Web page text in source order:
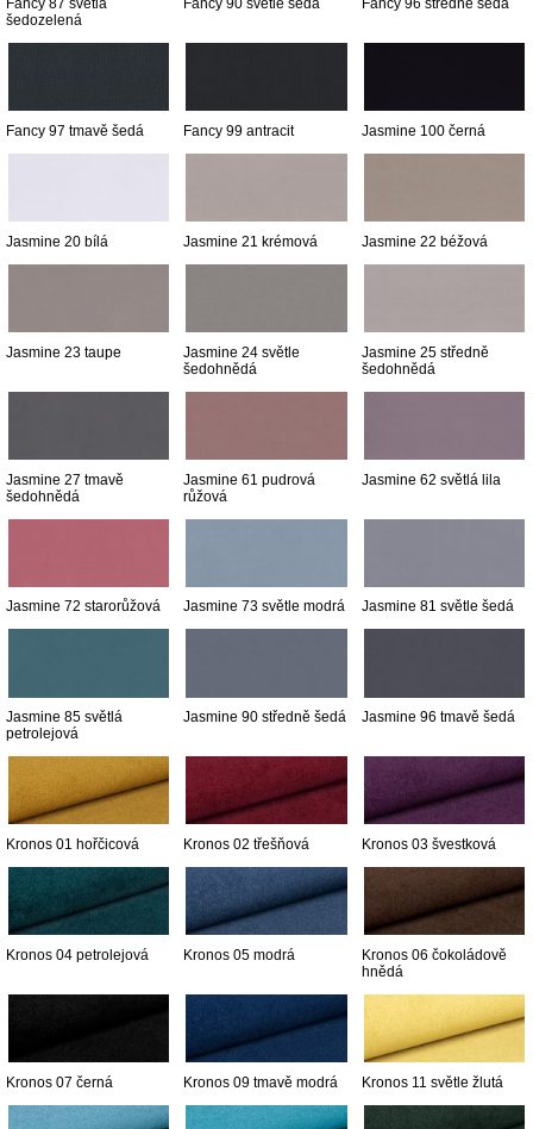
Fancy 87 světlá
šedozelená
Fancy 90 světle šedá Fancy 96 středně šedá
Fancy 97 tmavě šedá Fancy 99 antracit Jasmine 100 černá
Jasmine 20 bílá Jasmine 21 krémová Jasmine 22 béžová
Jasmine 23 taupe
Jasmine 24 světle
šedohnědá
Jasmine 25 středně
šedohnědá
Jasmine 27 tmavě
šedohnědá
Jasmine 61 pudrová
růžová
Jasmine 62 světlá lila
Jasmine 72 starorůžová Jasmine 73 světle modrá Jasmine 81 světle šedá
Jasmine 85 světlá
petrolejová
Jasmine 90 středně šedá Jasmine 96 tmavě šedá
Kronos 01 hořčicová Kronos 02 třešňová Kronos 03 švestková
Kronos 04 petrolejová Kronos 05 modrá
Kronos 06 čokoládově
hnědá
Kronos 07 černá Kronos 09 tmavě modrá Kronos 11 světle žlutá